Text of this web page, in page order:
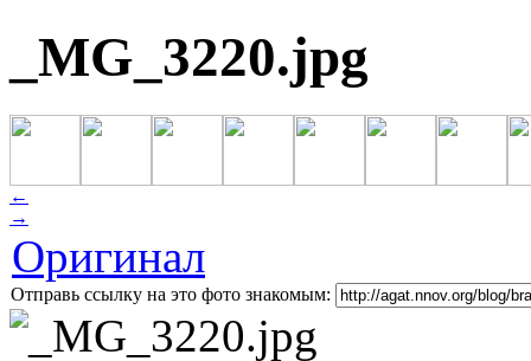
_MG_3220.jpg
←
→
Оригинал
Отправь ссылку на это фото знакомым: